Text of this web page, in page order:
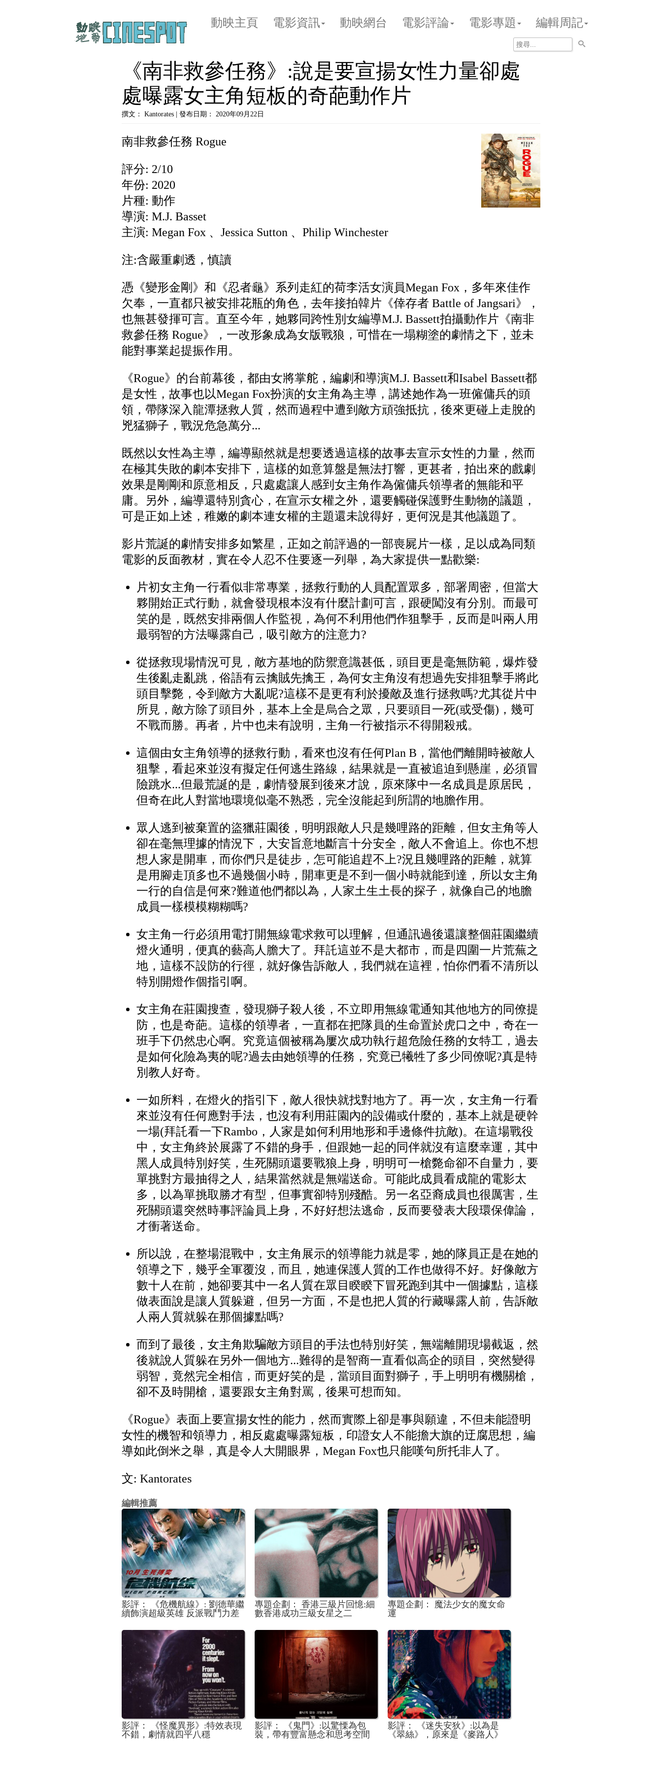
動映主頁 電影資訊 動映網台 電影評論 電影專題 編輯周記
《南非救參任務》:說是要宣揚女性力量卻處
處曝露女主角短板的奇葩動作片
撰文： Kantorates | 發布日期： 2020年09月22日
南非救參任務 Rogue
評分: 2/10
年份: 2020
片種: 動作
導演: M.J. Basset
主演: Megan Fox 、Jessica Sutton 、Philip Winchester
注:含嚴重劇透，慎讀
憑《變形金剛》和《忍者龜》系列走紅的荷李活女演員Megan Fox，多年來佳作
欠奉，一直都只被安排花瓶的角色，去年接拍韓片《倖存者 Battle of Jangsari》，
也無甚發揮可言。直至今年，她夥同跨性別女編導M.J. Bassett拍攝動作片《南非
救參任務 Rogue》，一改形象成為女版戰狼，可惜在一塌糊塗的劇情之下，並未
能對事業起提振作用。
《Rogue》的台前幕後，都由女將掌舵，編劇和導演M.J. Bassett和Isabel Bassett都
是女性，故事也以Megan Fox扮演的女主角為主導，講述她作為一班僱傭兵的頭
領，帶隊深入龍潭拯救人質，然而過程中遭到敵方頑強抵抗，後來更碰上走脫的
兇猛獅子，戰況危急萬分...
既然以女性為主導，編導顯然就是想要透過這樣的故事去宣示女性的力量，然而
在極其失敗的劇本安排下，這樣的如意算盤是無法打響，更甚者，拍出來的戲劇
效果是剛剛和原意相反，只處處讓人感到女主角作為僱傭兵領導者的無能和平
庸。另外，編導還特別貪心，在宣示女權之外，還要觸碰保護野生動物的議題，
可是正如上述，稚嫩的劇本連女權的主題還未說得好，更何況是其他議題了。
影片荒誕的劇情安排多如繁星，正如之前評過的一部喪屍片一樣，足以成為同類
電影的反面教材，實在令人忍不住要逐一列舉，為大家提供一點歡樂:
片初女主角一行看似非常專業，拯救行動的人員配置眾多，部署周密，但當大
夥開始正式行動，就會發現根本沒有什麼計劃可言，跟硬闖沒有分別。而最可
笑的是，既然安排兩個人作監視，為何不利用他們作狙擊手，反而是叫兩人用
最弱智的方法曝露自己，吸引敵方的注意力?
從拯救現場情況可見，敵方基地的防禦意識甚低，頭目更是毫無防範，爆炸發
生後亂走亂跳，俗語有云擒賊先擒王，為何女主角沒有想過先安排狙擊手將此
頭目擊斃，令到敵方大亂呢?這樣不是更有利於擾敵及進行拯救嗎?尤其從片中
所見，敵方除了頭目外，基本上全是烏合之眾，只要頭目一死(或受傷)，幾可
不戰而勝。再者，片中也未有說明，主角一行被指示不得開殺戒。
這個由女主角領導的拯救行動，看來也沒有任何Plan B，當他們離開時被敵人
狙擊，看起來並沒有擬定任何逃生路線，結果就是一直被追迫到懸崖，必須冒
險跳水...但最荒誕的是，劇情發展到後來才說，原來隊中一名成員是原居民，
但奇在此人對當地環境似毫不熟悉，完全沒能起到所謂的地膽作用。
眾人逃到被棄置的盜獵莊園後，明明跟敵人只是幾哩路的距離，但女主角等人
卻在毫無理據的情況下，大安旨意地斷言十分安全，敵人不會追上。你也不想
想人家是開車，而你們只是徒步，怎可能追趕不上?況且幾哩路的距離，就算
是用腳走頂多也不過幾個小時，開車更是不到一個小時就能到達，所以女主角
一行的自信是何來?難道他們都以為，人家土生土長的探子，就像自己的地膽
成員一樣模模糊糊嗎?
女主角一行必須用電打開無線電求救可以理解，但通訊過後還讓整個莊園繼續
燈火通明，便真的藝高人膽大了。拜託這並不是大都市，而是四圍一片荒蕪之
地，這樣不設防的行徑，就好像告訴敵人，我們就在這裡，怕你們看不清所以
特別開燈作個指引啊。
女主角在莊園搜查，發現獅子殺人後，不立即用無線電通知其他地方的同僚提
防，也是奇葩。這樣的領導者，一直都在把隊員的生命置於虎口之中，奇在一
班手下仍然忠心啊。究竟這個被稱為屢次成功執行超危險任務的女特工，過去
是如何化險為夷的呢?過去由她領導的任務，究竟已犧牲了多少同僚呢?真是特
別教人好奇。
一如所料，在燈火的指引下，敵人很快就找對地方了。再一次，女主角一行看
來並沒有任何應對手法，也沒有利用莊園內的設備或什麼的，基本上就是硬幹
一場(拜託看一下Rambo，人家是如何利用地形和手邊條件抗敵)。在這場戰役
中，女主角終於展露了不錯的身手，但跟她一起的同伴就沒有這麼幸運，其中
黑人成員特別好笑，生死關頭還要戰狼上身，明明可一槍斃命卻不自量力，要
單挑對方最抽得之人，結果當然就是無端送命。可能此成員看成龍的電影太
多，以為單挑取勝才有型，但事實卻特別殘酷。另一名亞裔成員也很厲害，生
死關頭還突然時事評論員上身，不好好想法逃命，反而要發表大段環保偉論，
才衝著送命。
所以說，在整場混戰中，女主角展示的領導能力就是零，她的隊員正是在她的
領導之下，幾乎全軍覆沒，而且，她連保護人質的工作也做得不好。好像敵方
數十人在前，她卻要其中一名人質在眾目睽睽下冒死跑到其中一個據點，這樣
做表面說是讓人質躲避，但另一方面，不是也把人質的行藏曝露人前，告訴敵
人兩人質就躲在那個據點嗎?
而到了最後，女主角欺騙敵方頭目的手法也特別好笑，無端離開現場截返，然
後就說人質躲在另外一個地方...難得的是智商一直看似高企的頭目，突然變得
弱智，竟然完全相信，而更好笑的是，當頭目面對獅子，手上明明有機關槍，
卻不及時開槍，還要跟女主角對罵，後果可想而知。
《Rogue》表面上要宣揚女性的能力，然而實際上卻是事與願違，不但未能證明
女性的機智和領導力，相反處處曝露短板，印證女人不能擔大旗的迂腐思想，編
導如此倒米之舉，真是令人大開眼界，Megan Fox也只能嘆句所托非人了。
文: Kantorates
編輯推薦
影評： 《危機航線》: 劉德華繼
續飾演超級英雄 反派戰鬥力差
專題企劃： 香港三級片回憶:細
數香港成功三級女星之二
專題企劃： 魔法少女的魔女命
運
影評： 《怪魔異形》:特效表現
不錯，劇情就四平八穩
影評： 《鬼門》:以驚慄為包
裝，帶有豐富懸念和思考空間
影評： 《迷失安狄》:以為是
《翠絲》，原來是《麥路人》